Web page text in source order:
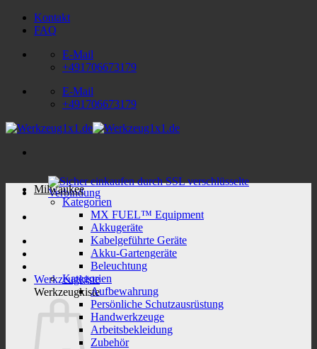
Zum
Inhalt
Kontakt
FAQ
E-Mail
+491706673179
E-Mail
+491706673179
Werkzeugkiste
Werkzeugkiste
Milwaukee
Kategorien
MX FUEL™ Equipment
Akkugeräte
Kabelgeführte Geräte
Akku-Gartengeräte
Beleuchtung
Kategorien
Aufbewahrung
Persönliche Schutzausrüstung
Handwerkzeuge
Arbeitsbekleidung
Zubehör